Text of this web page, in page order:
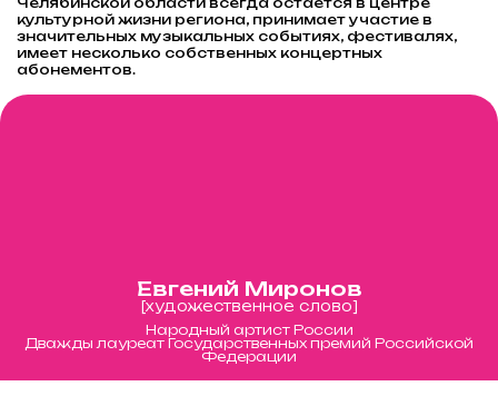
культурной жизни региона, принимает участие в
значительных музыкальных событиях, фестивалях,
имеет несколько собственных концертных
абонементов.
Евгений Миронов
[художественное слово]
Народный артист России
Дважды лауреат Государственных премий Российской
Федерации